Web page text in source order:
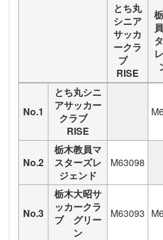
とち丸
シニア
サッカ
ークラ
ブ
RISE
No.1
とち丸シニ
アサッカー
クラブ
RISE
No.2
栃木教員マ
スターズレ
ジェンド
M63098
No.3
栃木大昭サ
ッカークラ
ブ グリー
ン
M63093